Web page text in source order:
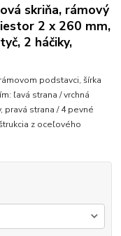
skriňa, rámový
2 x 260 mm,
2 háčiky,
podstavci, šírka
ľavá strana / vrchná
pravá strana / 4 pevné
z oceľového